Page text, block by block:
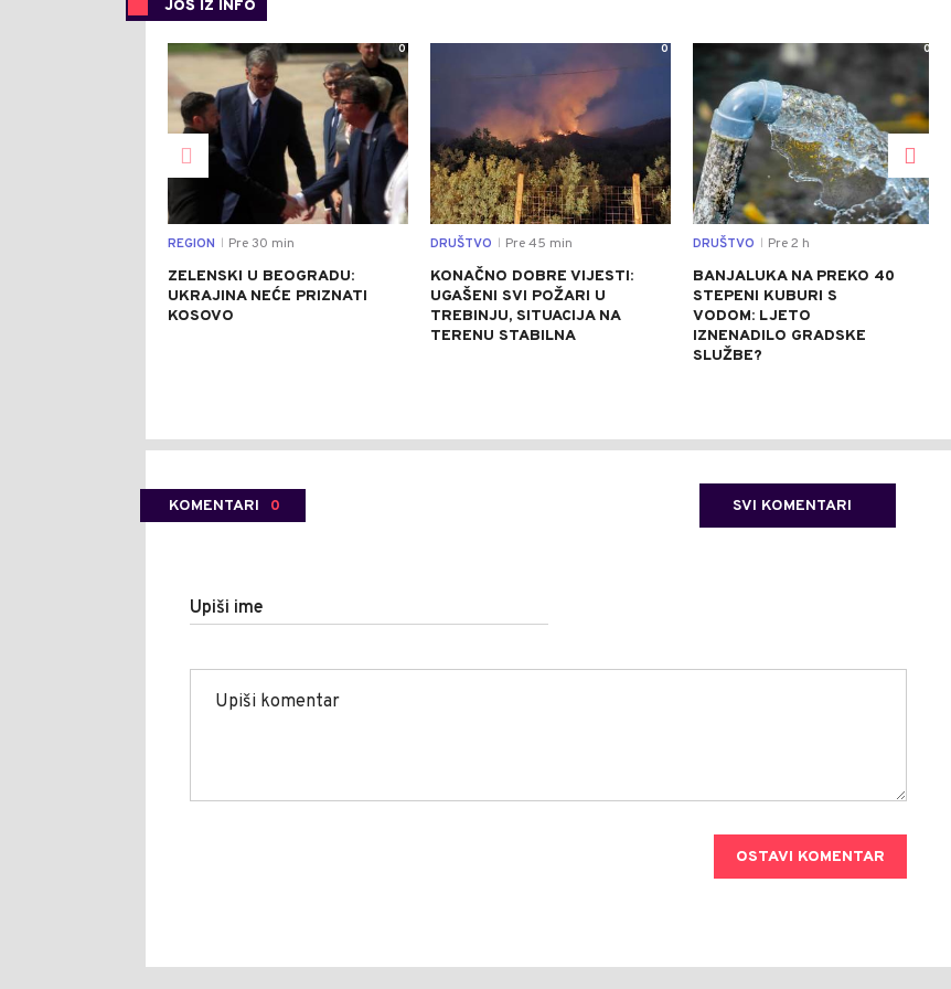
JOŠ IZ INFO
0
REGION Pre 30 min
ZELENSKI U BEOGRADU:
UKRAJINA NEĆE PRIZNATI
KOSOVO
0
DRUŠTVO Pre 45 min
KONAČNO DOBRE VIJESTI:
UGAŠENI SVI POŽARI U
TREBINJU, SITUACIJA NA
TERENU STABILNA
0
DRUŠTVO Pre 2 h
BANJALUKA NA PREKO 40
STEPENI KUBURI S
VODOM: LJETO
IZNENADILO GRADSKE
SLUŽBE?
KOMENTARI 0 SVI KOMENTARI
Upiši ime
OSTAVI KOMENTAR